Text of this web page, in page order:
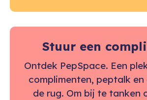
Stuur een
Ontdek PepSpace. Een
complimenten, peptalk
de rug. Om bij te tanken